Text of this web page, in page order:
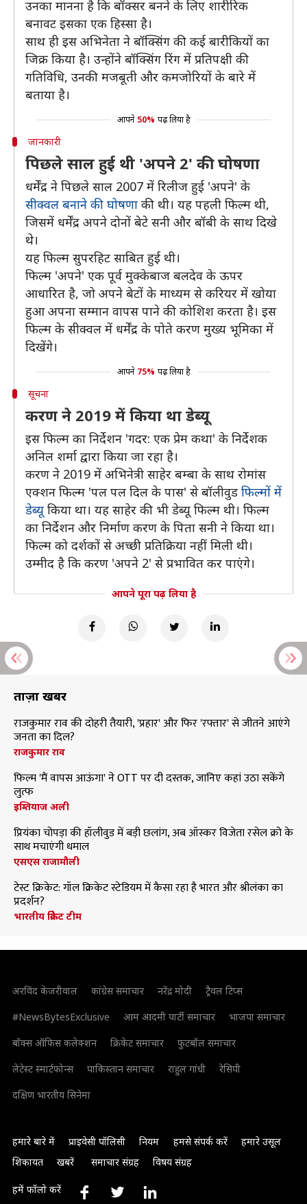
उनका मानना है कि बॉक्सर बनने के लिए शारीरिक
बनावट इसका एक हिस्सा है।
साथ ही इस अभिनेता ने बॉक्सिंग की कई बारीकियों का
जिक्र किया है। उन्होंने बॉक्सिंग रिंग में प्रतिपक्षी की
गतिविधि, उनकी मजबूती और कमजोरियों के बारे में
बताया है।
आपने 50% पढ़ लिया है
जानकारी
पिछले साल हुई थी 'अपने 2' की घोषणा
धर्मेंद्र ने पिछले साल 2007 में रिलीज हुई 'अपने' के
सीक्वल बनाने की घोषणा की थी। यह पहली फिल्म थी,
जिसमें धर्मेंद्र अपने दोनों बेटे सनी और बॉबी के साथ दिखे
थे।
यह फिल्म सुपरहिट साबित हुई थी।
फिल्म 'अपने' एक पूर्व मुक्केबाज बलदेव के ऊपर
आधारित है, जो अपने बेटों के माध्यम से करियर में खोया
हुआ अपना सम्मान वापस पाने की कोशिश करता है। इस
फिल्म के सीक्वल में धर्मेंद्र के पोते करण मुख्य भूमिका में
दिखेंगे।
आपने 75% पढ़ लिया है
सूचना
करण ने 2019 में किया था डेब्यू
इस फिल्म का निर्देशन 'गदर: एक प्रेम कथा' के निर्देशक
अनिल शर्मा द्वारा किया जा रहा है।
करण ने 2019 में अभिनेत्री साहेर बम्बा के साथ रोमांस
एक्शन फिल्म 'पल पल दिल के पास' से बॉलीवुड फिल्मों में
डेब्यू किया था। यह साहेर की भी डेब्यू फिल्म थी। फिल्म
का निर्देशन और निर्माण करण के पिता सनी ने किया था।
फिल्म को दर्शकों से अच्छी प्रतिक्रिया नहीं मिली थी।
उम्मीद है कि करण 'अपने 2' से प्रभावित कर पाएंगे।
आपने पूरा पढ़ लिया है
ताज़ा खबरें
राजकुमार राव की दोहरी तैयारी, 'प्रहार' और फिर 'रफ्तार' से जीतने आएंगे
जनता का दिल?
राजकुमार राव
फिल्म 'मैं वापस आऊंगा' ने OTT पर दी दस्तक, जानिए कहां उठा सकेंगे
लुत्फ
इम्तियाज अली
प्रियंका चोपड़ा की हॉलीवुड में बड़ी छलांग, अब ऑस्कर विजेता रसेल क्रो के
साथ मचाएंगी धमाल
एसएस राजामौली
टेस्ट क्रिकेट: गॉल क्रिकेट स्टेडियम में कैसा रहा है भारत और श्रीलंका का
प्रदर्शन?
भारतीय क्रिकेट टीम
अरविंद केजरीवाल कांग्रेस समाचार नरेंद्र मोदी
ट्रैवल टिप्स
#NewsBytesExclusive
आम आदमी पार्टी समाचार
भाजपा समाचार
बॉक्स ऑफिस कलेक्शन
क्रिकेट समाचार
फुटबॉल समाचार
लेटेस्ट स्मार्टफोन्स
पाकिस्तान समाचार राहुल गांधी
रेसिपी
दक्षिण भारतीय सिनेमा
हमारे बारे में प्राइवेसी पॉलिसी नियम हमसे संपर्क करें
हमारे उसूल
शिकायत
खबरें समाचार संग्रह विषय संग्रह
हमें फॉलो करें